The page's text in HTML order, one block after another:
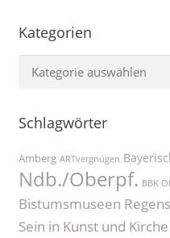
Kategorien
Kategorien
Schlagwörter
Amberg ARTvergnügen
Ndb./Oberpf. BBK
Bistumsmuseen
Sein in Kunst und Kirche